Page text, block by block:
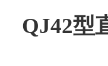
QJ42型